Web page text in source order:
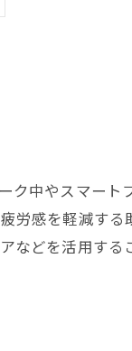
ク中やスマート
感を軽減する
などを活用する